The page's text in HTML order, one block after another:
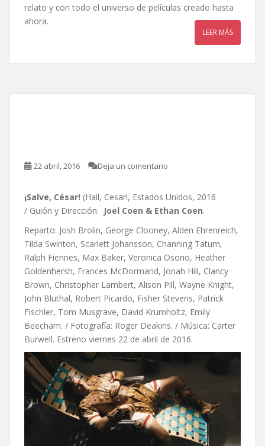
relato y con todo el universo de películas creado hasta
ahora.
LEER MÁS
22 abril, 2016 Deja un comentario
¡Salve, César! (Hail, Cesar!, Estados Unidos, 2016
/ Guión y Dirección: Joel Coen & Ethan Coen.
Reparto: Josh Brolin, George Clooney, Alden Ehrenreich,
Tilda Swinton, Scarlett Johansson, Channing Tatum,
Ralph Fiennes, Max Baker, Veronica Osorio, Heather
Goldenhersh, Frances McDormand, Jonah Hill, Clancy
Brown, Christopher Lambert, Alison Pill, Wayne Knight,
John Bluthal, Robert Picardo, Fisher Stevens, Patrick
Fischler, Tom Musgrave, David Krumholtz, Emily
Beecham. / Fotografía: Roger Deakins. / Música: Carter
Burwell. Estreno viernes 22 de abril de 2016.